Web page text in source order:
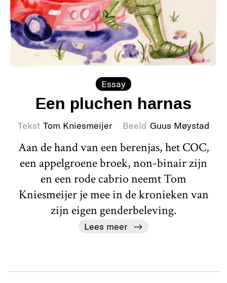
Essay
Een pluchen harnas
Tekst Tom Kniesmeijer Beeld Guus Møystad
Aan de hand van een berenjas, het COC,
een appelgroene broek, non-binair zijn
en een rode cabrio neemt Tom
Kniesmeijer je mee in de kronieken van
zijn eigen genderbeleving.
Lees meer